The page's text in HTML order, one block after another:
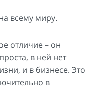
всему миру.
отличие – он
в ней нет
и в бизнесе. Это
в